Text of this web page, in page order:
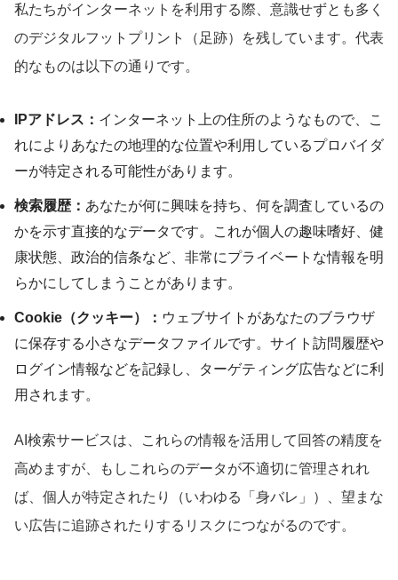
私たちがインターネットを利用する際、意識せずとも多く
のデジタルフットプリント（足跡）を残しています。代表
的なものは以下の通りです。
IPアドレス： インターネット上の住所のようなもので、こ
れによりあなたの地理的な位置や利用しているプロバイダ
ーが特定される可能性があります。
検索履歴： あなたが何に興味を持ち、何を調査しているの
かを示す直接的なデータです。これが個人の趣味嗜好、健
康状態、政治的信条など、非常にプライベートな情報を明
らかにしてしまうことがあります。
Cookie（クッキー）： ウェブサイトがあなたのブラウザ
に保存する小さなデータファイルです。サイト訪問履歴や
ログイン情報などを記録し、ターゲティング広告などに利
用されます。
AI検索サービスは、これらの情報を活用して回答の精度を
高めますが、もしこれらのデータが不適切に管理されれ
ば、個人が特定されたり（いわゆる「身バレ」）、望まな
い広告に追跡されたりするリスクにつながるのです。